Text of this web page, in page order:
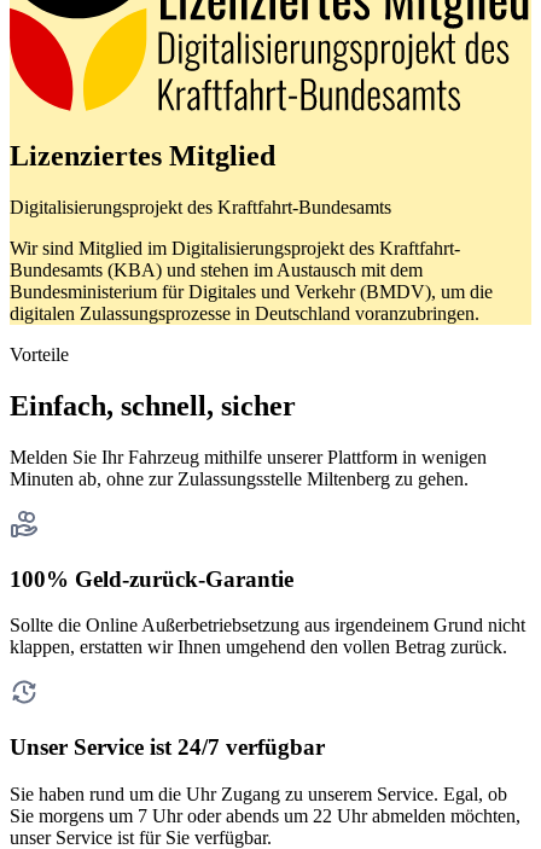
Lizenziertes Mitglied
Digitalisierungsprojekt des Kraftfahrt-Bundesamts
Wir sind Mitglied im Digitalisierungsprojekt des Kraftfahrt-
Bundesamts (KBA) und stehen im Austausch mit dem
Bundesministerium für Digitales und Verkehr (BMDV), um die
digitalen Zulassungsprozesse in Deutschland voranzubringen.
Vorteile
Einfach, schnell, sicher
Melden Sie Ihr Fahrzeug mithilfe unserer Plattform in wenigen
Minuten ab, ohne zur Zulassungsstelle Miltenberg zu gehen.
100% Geld-zurück-Garantie
Sollte die Online Außerbetriebsetzung aus irgendeinem Grund nicht
klappen, erstatten wir Ihnen umgehend den vollen Betrag zurück.
Unser Service ist 24/7 verfügbar
Sie haben rund um die Uhr Zugang zu unserem Service. Egal, ob
Sie morgens um 7 Uhr oder abends um 22 Uhr abmelden möchten,
unser Service ist für Sie verfügbar.